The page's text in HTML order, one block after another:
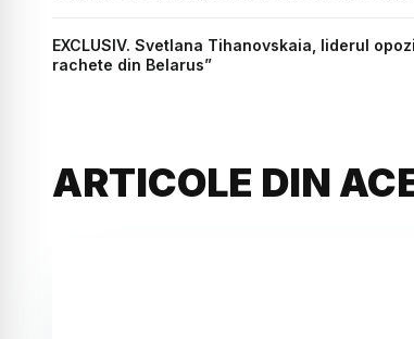
EXCLUSIV. Svetlana Tihanovskaia, liderul
rachete din Belarus”
ARTICOLE DIN